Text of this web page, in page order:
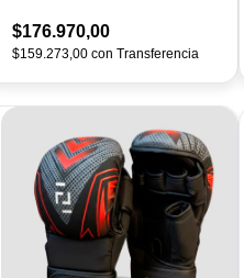
$176.970,00
$159.273,00 con Transferencia